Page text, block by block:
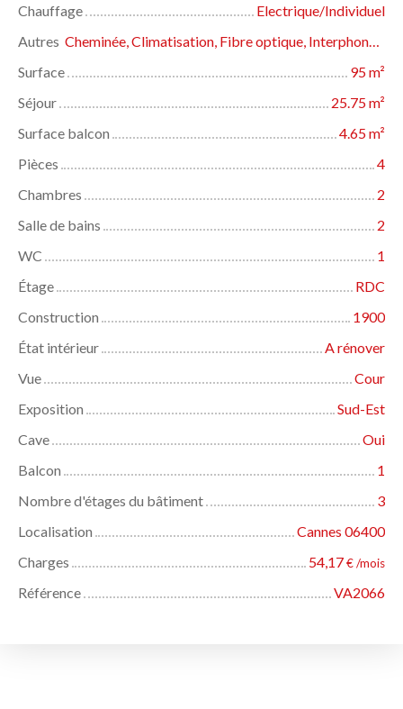
Chauffage
Electrique/Individuel
Autres
Cheminée, Climatisation, Fibre optique, Interphone, Volets électriques
Surface
95m²
Séjour
25.75m²
Surface balcon
4.65m²
Pièces
4
Chambres
2
Salle de bains
2
WC
1
Étage
RDC
Construction
1900
État intérieur
A rénover
Vue
Cour
Exposition
Sud-Est
Cave
Oui
Balcon
1
Nombre d'étages du bâtiment
3
Localisation
Cannes 06400
Charges
54,17€ /mois
Référence VA2066